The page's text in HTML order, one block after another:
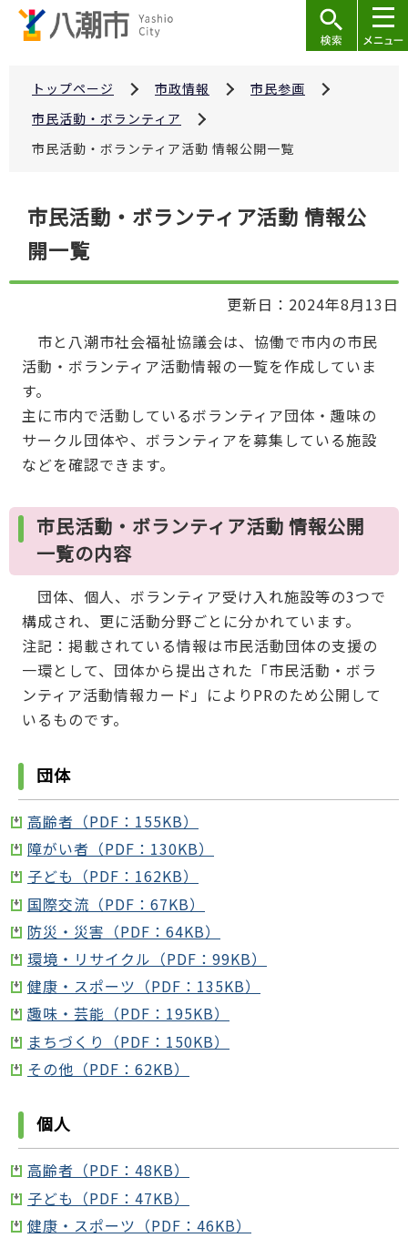
トップページ 市政情報
市民参画
市民活動・ボランティア
市民活動・ボランティア活動 情報公開一覧
市民活動・ボランティア活動 情報公
開一覧
更新日：2024年8月13日
市と八潮市社会福祉協議会は、協働で市内の市民
活動・ボランティア活動情報の一覧を作成していま
す。
主に市内で活動しているボランティア団体・趣味の
サークル団体や、ボランティアを募集している施設
などを確認できます。
市民活動・ボランティア活動 情報公開
一覧の内容
団体、個人、ボランティア受け入れ施設等の3つで
構成され、更に活動分野ごとに分かれています。
注記：掲載されている情報は市民活動団体の支援の
一環として、団体から提出された「市民活動・ボラ
ンティア活動情報カード」によりPRのため公開して
いるものです。
団体
高齢者（PDF：155KB）
障がい者（PDF：130KB）
子ども（PDF：162KB）
国際交流（PDF：67KB）
防災・災害（PDF：64KB）
環境・リサイクル（PDF：99KB）
健康・スポーツ（PDF：135KB）
趣味・芸能（PDF：195KB）
まちづくり（PDF：150KB）
その他（PDF：62KB）
個人
高齢者（PDF：48KB）
子ども（PDF：47KB）
健康・スポーツ（PDF：46KB）